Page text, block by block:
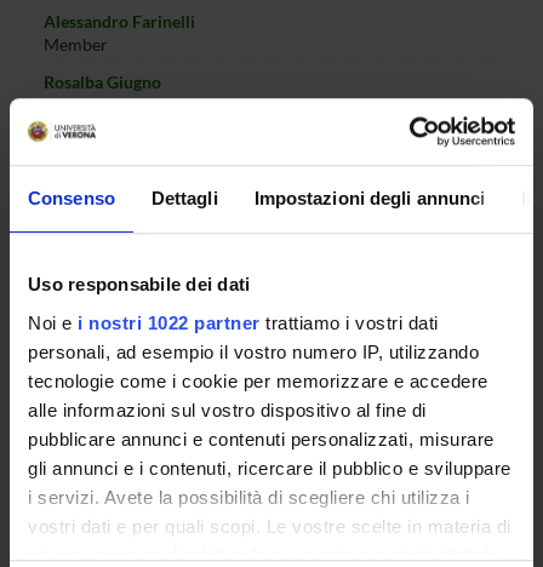
Consenso Dettagli Impostazioni degli annunci
Uso responsabile dei dati
Noi e i nostri 1022 partner trattiamo i vostri dati
personali, ad esempio il vostro numero IP, utilizzando
tecnologie come i cookie per memorizzare e accedere
alle informazioni sul vostro dispositivo al fine di
pubblicare annunci e contenuti personalizzati, misurare
gli annunci e i contenuti, ricercare il pubblico e sviluppare
i servizi. Avete la possibilità di scegliere chi utilizza i
vostri dati e per quali scopi. Le vostre scelte in materia di
privacy sono applicabili solo su questa proprietà digitale
Alessandro Farinelli
Member
Rosalba Giugno
Member
Zsuzsanna Liptak
Member
Matteo Lissandrini
Isabella Mastroeni
Member
Daniele Meli
Member
Massimo Merro
Member
Member
Barbara Oliboni
Member